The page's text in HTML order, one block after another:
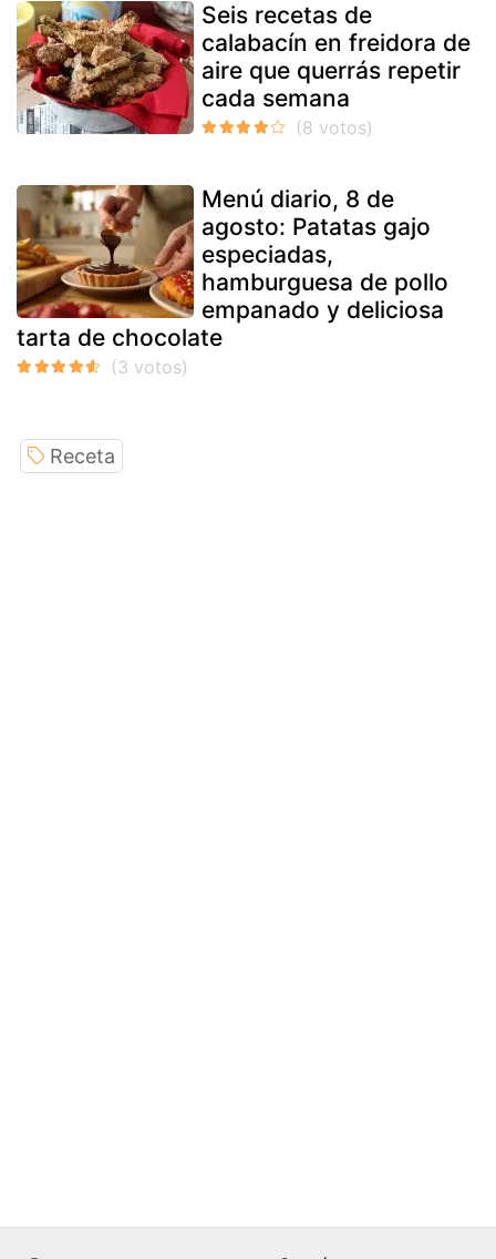
Seis recetas de
calabacín en freidora de
aire que querrás repetir
cada semana
Menú diario, 8 de
agosto: Patatas gajo
especiadas,
hamburguesa de pollo
empanado y deliciosa
tarta de chocolate
Receta